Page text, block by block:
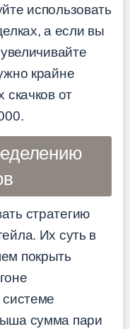
использовать
а если вы
крайне
скачков от
стратегию
Их суть в
покрыть
системе
сумма пари